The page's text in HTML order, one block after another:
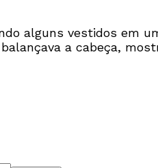
alguns vestidos em
a cabeça,